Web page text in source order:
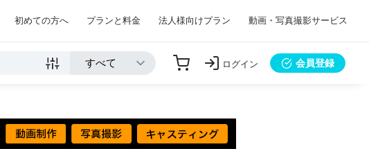
初めての方へ プランと料金 法人様向けプラン 動画・写真撮影サービス
ログイン 会員登録